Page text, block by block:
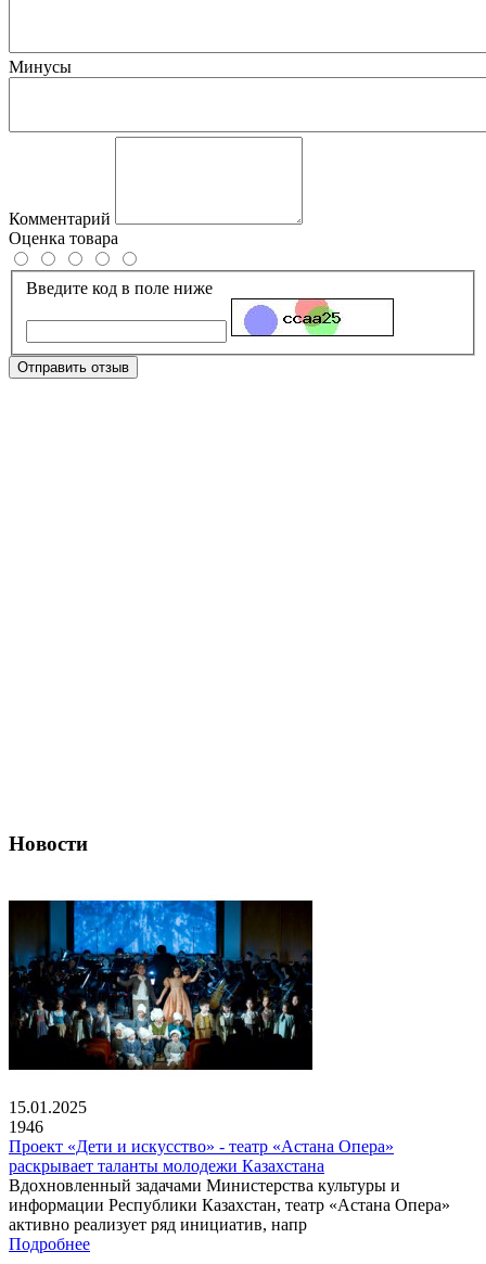
Минусы
Комментарий
Оценка товара
Введите код в поле ниже
Отправить отзыв
Новости
15.01.2025
1946
Проект «Дети и искусство» - театр «Астана Опера»
раскрывает таланты молодежи Казахстана
Вдохновленный задачами Министерства культуры и
информации Республики Казахстан, театр «Астана Опера»
активно реализует ряд инициатив, напр
Подробнее